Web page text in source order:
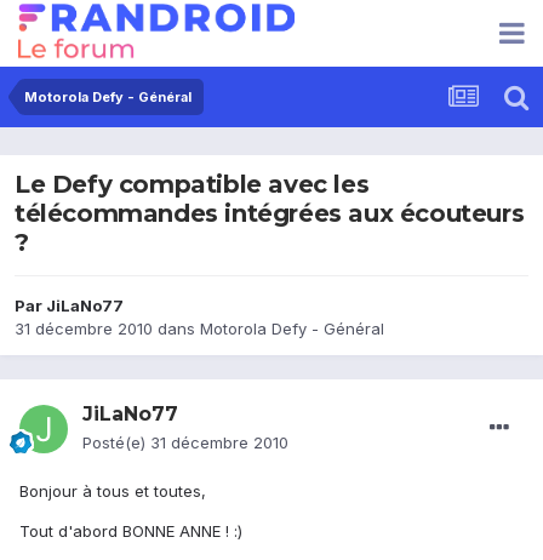
Motorola Defy - Général
Le Defy compatible avec les
télécommandes intégrées aux écouteurs
?
Par JiLaNo77
31 décembre 2010 dans Motorola Defy - Général
JiLaNo77
Posté(e) 31 décembre 2010
Bonjour à tous et toutes,
Tout d'abord BONNE ANNE ! :)